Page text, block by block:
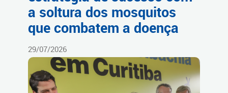
a soltura dos mosquitos
que combatem a doença
29/07/2026